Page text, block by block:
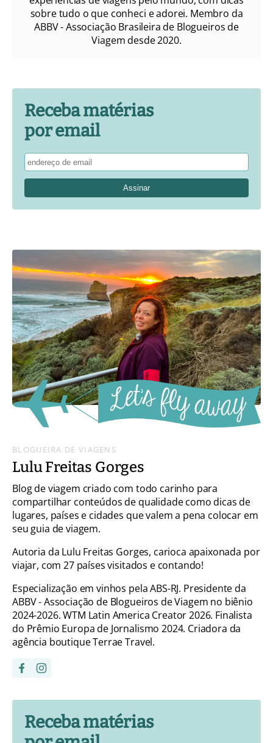
sobre tudo o que conheci e adorei. Membro da
ABBV - Associação Brasileira de Blogueiros de
Viagem desde 2020.
Receba matérias
por email
BLOGUEIRA DE VIAGENS
Lulu Freitas Gorges
Blog de viagem criado com todo carinho para
compartilhar conteúdos de qualidade como dicas de
lugares, países e cidades que valem a pena colocar em
seu guia de viagem.
Autoria da Lulu Freitas Gorges, carioca apaixonada por
viajar, com 27 países visitados e contando!
Especialização em vinhos pela ABS-RJ. Presidente da
ABBV - Associação de Blogueiros de Viagem no biênio
2024-2026. WTM Latin America Creator 2026. Finalista
do Prêmio Europa de Jornalismo 2024. Criadora da
agência boutique Terrae Travel.
Receba matérias